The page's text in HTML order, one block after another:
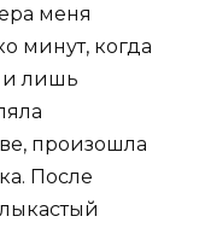
меня
минут, когда
и лишь
произошла
После